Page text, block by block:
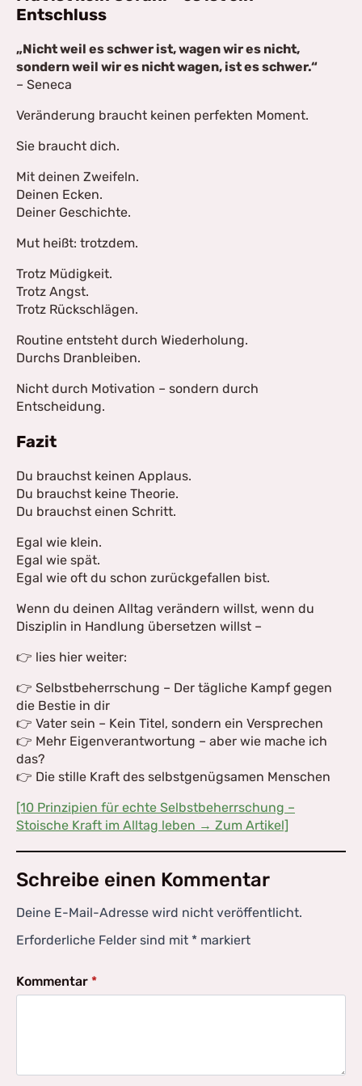
Entschluss
„Nicht weil es schwer ist, wagen wir es nicht,
sondern weil wir es nicht wagen, ist es schwer.“
– Seneca
Veränderung braucht keinen perfekten Moment.
Sie braucht dich.
Mit deinen Zweifeln.
Deinen Ecken.
Deiner Geschichte.
Mut heißt: trotzdem.
Trotz Müdigkeit.
Trotz Angst.
Trotz Rückschlägen.
Routine entsteht durch Wiederholung.
Durchs Dranbleiben.
Nicht durch Motivation – sondern durch
Entscheidung.
Fazit
Du brauchst keinen Applaus.
Du brauchst keine Theorie.
Du brauchst einen Schritt.
Egal wie klein.
Egal wie spät.
Egal wie oft du schon zurückgefallen bist.
Wenn du deinen Alltag verändern willst, wenn du
Disziplin in Handlung übersetzen willst –
👉 lies hier weiter:
👉 Selbstbeherrschung – Der tägliche Kampf gegen
die Bestie in dir
👉 Vater sein – Kein Titel, sondern ein Versprechen
👉 Mehr Eigenverantwortung – aber wie mache ich
das?
👉 Die stille Kraft des selbstgenügsamen Menschen
[10 Prinzipien für echte Selbstbeherrschung –
Stoische Kraft im Alltag leben → Zum Artikel]
Schreibe einen Kommentar
Deine E-Mail-Adresse wird nicht veröffentlicht.
Erforderliche Felder sind mit * markiert
Kommentar *